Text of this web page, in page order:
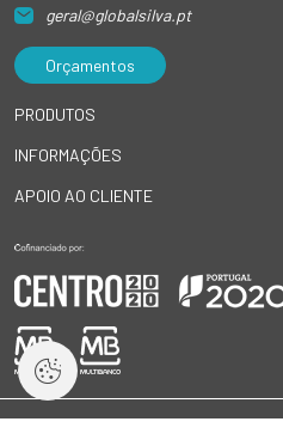
geral@globalsilva.pt
Orçamentos
PRODUTOS
INFORMAÇÕES
APOIO AO CLIENTE